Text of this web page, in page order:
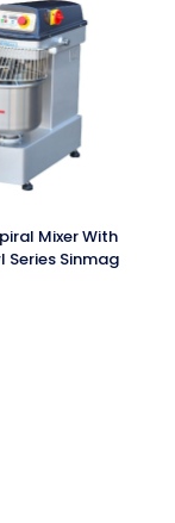
Mixer With
Series Sinmag